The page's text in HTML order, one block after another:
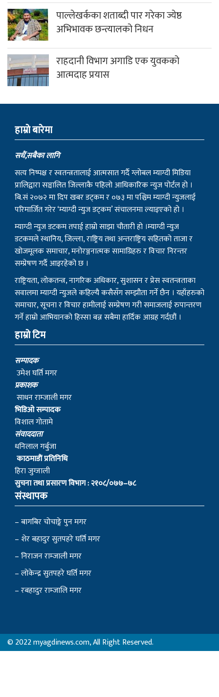
पाल्लेखर्कका शताब्दी पार गरेका ज्येष्ठ
अभिभावक छन्त्यालको निधन
राहदानी विभाग अगाडि एक युवकको
आत्मदाह प्रयास
हाम्राे बारेमा
सधैं,सबैका लागि
सत्य निष्पक्ष र स्वतन्त्रतालाई आत्मसात गर्दै ग्लोबल म्याग्दी मिडिया
प्रालिद्वारा सञ्चालित जिल्लाकै पहिलो आधिकारिक न्युज पोर्टल हो ।
बि.सं २०७२ मा दिप खबर डट्कम र ०७३ मा पश्चिम म्याग्दी न्युजलाई
परिमार्जित गरेर ‘म्याग्दी न्युज डट्कम’ संचालनमा ल्याइएको हो ।
म्याग्दी न्युज डटकम तपाई हाम्रो साझा चौतारी हो ।म्याग्दी न्युज
डटकमले स्थानिय, जिल्ला, राष्ट्रिय तथा अन्तराष्ट्रिय सहितको ताजा र
खोजमूलक समाचार, मनोरञ्जनात्मक सामाग्रिहरु र विचार निरन्तर
सम्प्रेषण गर्दै आइरहेको छ ।
राष्ट्रियता, लोकतन्त्र, नागरिक अधिकार, सुशासन र प्रेस स्वतन्त्रताका
सवालमा म्याग्दी न्युजले कहिल्यै कसैसँग सम्झौता गर्ने छैन । यहाँहरुको
समाचार, सूचना र विचार हामीलाई सम्प्रेषण गरी समाजलाई रुपान्तरण
गर्ने हाम्रो आभियानको हिस्सा बन्न सबैमा हार्दिक आग्रह गर्दछौं ।
हाम्रो टिम
सम्पादक
उमेश घर्ति मगर
प्रकाशक
साधन राम्जाली मगर
भिडिओ सम्पादक
विशाल गोतामे
स‌ंवाददाता
धनिलाल गर्बुजा
काठमाडाैं प्रतिनिधि
हिरा जुग्जाली
सुचना तथा प्रसारण विभाग : २१०८/०७७–७८
संस्थापक
– बागबिर चोचाङ्गे पुन मगर
– शेर बहादुर सुतपहरे घर्ति मगर
– निराजन राम्जाली मगर
– लोकेन्द्र सुतपहरे घर्ति मगर
– रबहादुर राम्जालि मगर
© 2022 myagdinews.com, All Right Reserved.